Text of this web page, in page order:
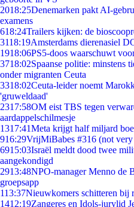
2018:25Denemarken pakt AI-
examens
618:24Trailers kijken: de
3118:19Amsterdams dierenasiel
1918:06PS5-doos waarschuwt
3718:02Spaanse politie: minstens
onder migranten Ceuta
3318:02Ceuta-leider noemt
'gruweldaad'
2317:58OM eist TBS tegen
aardappelschilmesje
1317:41Meta krijgt half miljard
916:29VrijMiBabes #316 (not
6915:03Israël meldt dood twee
aangekondigd
2913:48NPO-manager Menno de
groepsapp
113:37Nieuwkomers schitteren bij
1412:19Zangeres en Idols-jurylid